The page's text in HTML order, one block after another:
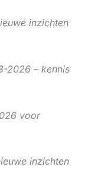
inzichten
2026 – kennis
voor
inzichten